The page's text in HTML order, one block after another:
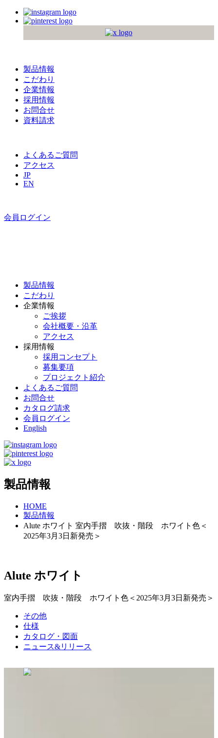
製品情報
こだわり
企業情報
採用情報
お問合せ
資料請求
よくあるご質問
アクセス
JP
EN
会員ログイン
製品情報
こだわり
企業情報
ご挨拶
会社概要・沿革
アクセス
採用情報
採用コンセプト
募集要項
プロジェクト紹介
よくあるご質問
お問合せ
カタログ請求
会員ログイン
English
製品情報
HOME
製品情報
Alute ホワイト 室内手摺 吹抜・階段 ホワイト色＜
2025年3月3日新発売＞
Alute ホワイト
室内手摺 吹抜・階段 ホワイト色＜2025年3月3日新発売＞
その他
仕様
カタログ・図面
ニュース&リリース